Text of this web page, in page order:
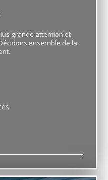
grande attention et
ensemble de la